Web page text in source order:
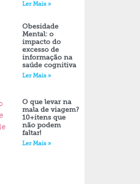
Ler Mais »
Obesidade
Mental: o
impacto do
excesso de
informação na
saúde cognitiva
Ler Mais »
O que levar na
mala de viagem?
10+itens que
não podem
faltar!
Ler Mais »